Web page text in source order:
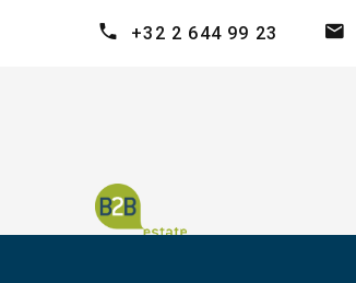
+32 2 644 99 23